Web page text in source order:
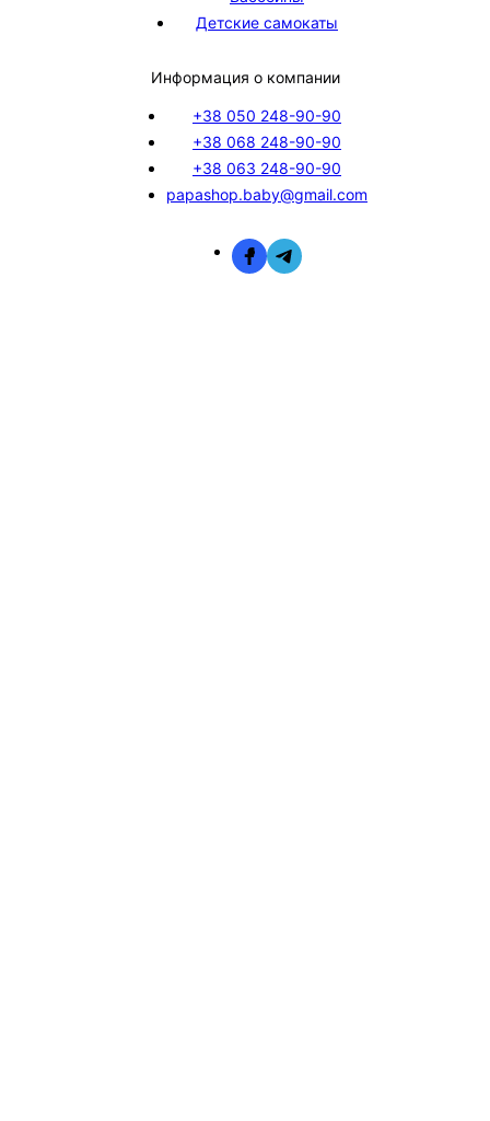
Детские самокаты
Информация о компании
+38 050 248-90-90
+38 068 248-90-90
+38 063 248-90-90
papashop.baby@gmail.com